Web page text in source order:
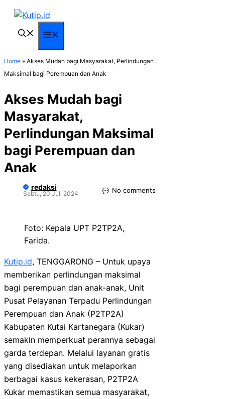
Langsung
Home » Akses Mudah bagi Masyarakat, Perlindungan
Maksimal bagi Perempuan dan Anak
Akses Mudah bagi
Masyarakat,
Perlindungan Maksimal
bagi Perempuan dan
Anak
redaksi
Sabtu, 20 Juli 2024 No comments
Foto: Kepala UPT P2TP2A,
Farida.
Kutip.id, TENGGARONG – Untuk upaya
memberikan perlindungan maksimal
bagi perempuan dan anak-anak, Unit
Pusat Pelayanan Terpadu Perlindungan
Perempuan dan Anak (P2TP2A)
Kabupaten Kutai Kartanegara (Kukar)
semakin memperkuat perannya sebagai
garda terdepan. Melalui layanan gratis
yang disediakan untuk melaporkan
berbagai kasus kekerasan, P2TP2A
Kukar memastikan semua masyarakat,